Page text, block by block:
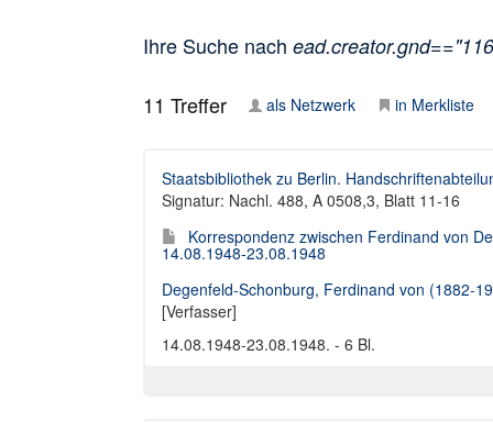
Ihre Suche nach
11 Treffer als Netzwerk in Merkliste
Staatsbibliothek zu Berlin.
Signatur: Nachl. 488, A 0508,3, Blatt 11-16
Korrespondenz zwischen Ferdinand von
14.08.1948-23.08.1948
Degenfeld-Schonburg, Ferdinand von (1882-
[Verfasser]
14.08.1948-23.08.1948. - 6 Bl.